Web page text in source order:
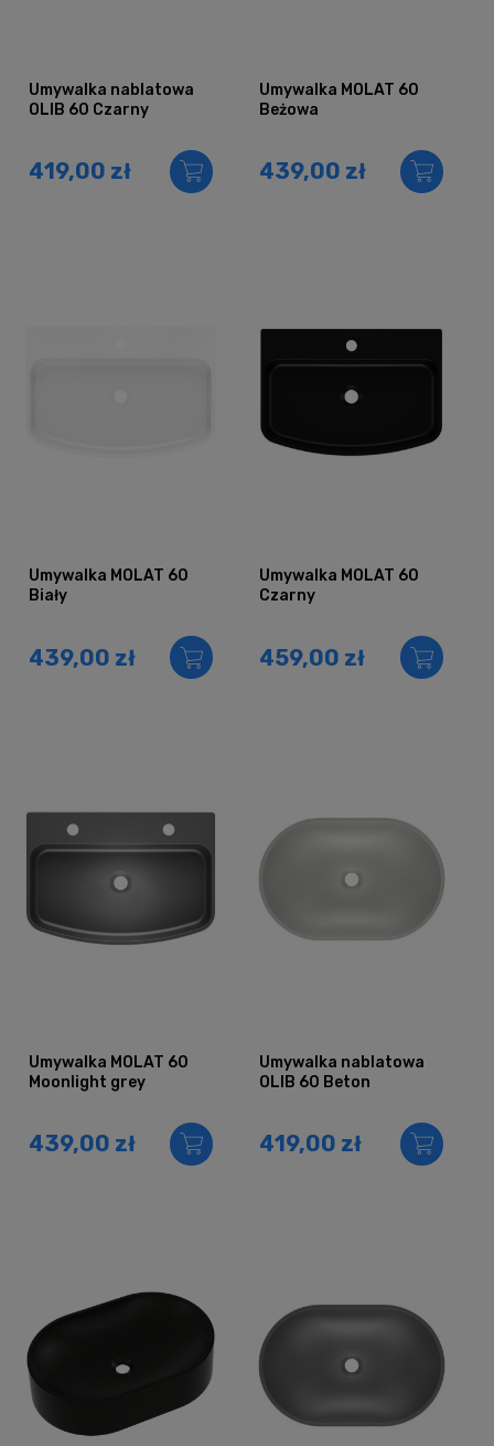
Umywalka nablatowa
OLIB 60 Czarny
419,00 zł
Umywalka MOLAT 60
Beżowa
439,00 zł
Umywalka MOLAT 60
Biały
439,00 zł
Umywalka MOLAT 60
Czarny
459,00 zł
Umywalka MOLAT 60
Moonlight grey
439,00 zł
Umywalka nablatowa
OLIB 60 Beton
419,00 zł